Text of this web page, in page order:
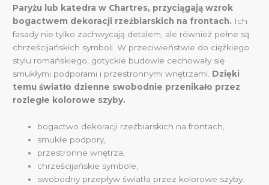
Paryżu lub katedra w Chartres, przyciągają wzrok
bogactwem dekoracji rzeźbiarskich na frontach. Ich
fasady nie tylko zachwycają detalem, ale również pełne są
chrześcijańskich symboli. W przeciwieństwie do ciężkiego
stylu romańskiego, gotyckie budowle cechowały się
smukłymi podporami i przestronnymi wnętrzami. Dzięki
temu światło dzienne swobodnie przenikało przez
rozległe kolorowe szyby.
bogactwo dekoracji rzeźbiarskich na frontach,
smukłe podpory,
przestronne wnętrza,
chrześcijańskie symbole,
swobodny przepływ światła przez kolorowe szyby.